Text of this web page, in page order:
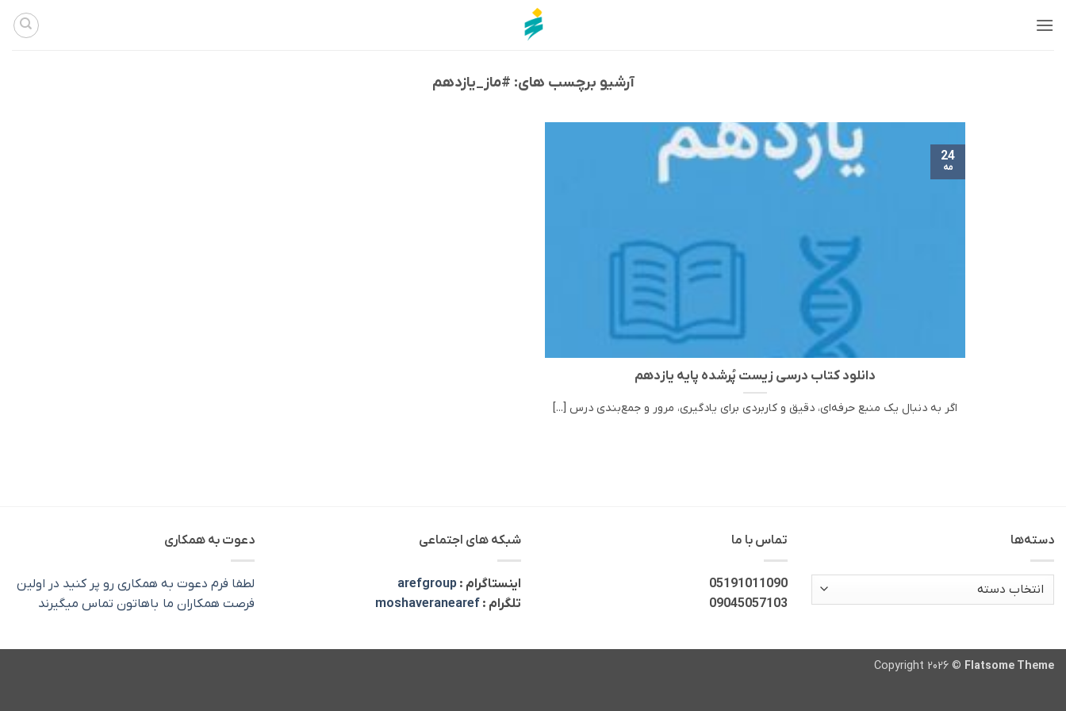
آرشیو برچسب های: #ماز_یازدهم
دانلود کتاب درسی زیست پُرشده پایه یازدهم
اگر به دنبال یک منبع حرفه‌ای، دقیق و کاربردی برای یادگیری، مرور و جمع‌بندی درس [...]
24
مه
دسته‌ها
دسته‌ها
تماس با ما
05191011090
09045057103
شبکه های اجتماعی
اینستاگرام : arefgroup
تلگرام : moshaveranearef
دعوت به همکاری
لطفا فرم دعوت به همکاری رو پر کنید در اولین
فرصت همکاران ما باهاتون تماس میگیرند
Copyright 2026 © Flatsome Theme